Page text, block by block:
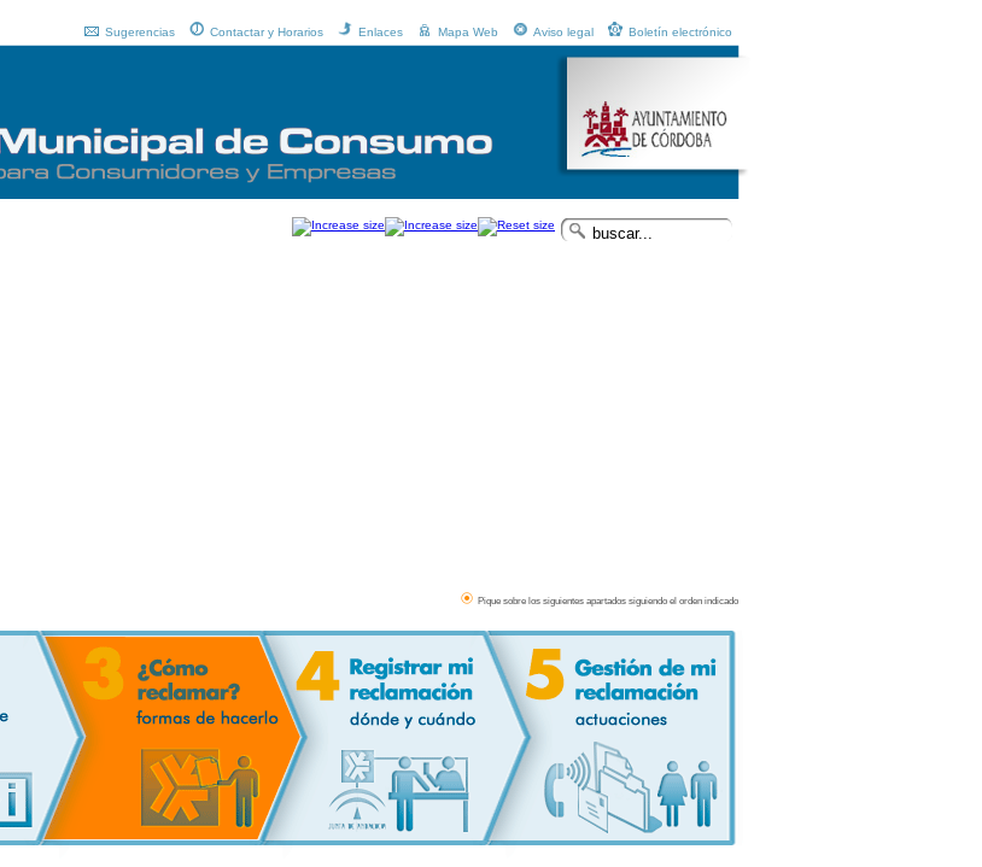
Boletín electrónico
Aviso legal
Mapa Web
Enlaces
Contactar y Horarios
Sugerencias
Pique sobre los siguientes apartados siguiendo el orden indicado